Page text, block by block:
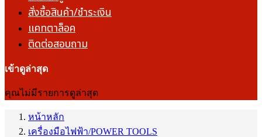
สั่งซื้อสินค้า/ชำระเงิน
แคทตาล็อค
ติดต่อสอบถาม
เข้าดูล่าสุด
คุณไม่มีรายการดูล่าสุด
หน้าหลัก
เครื่องมือไฟฟ้า/POWER TOOLS